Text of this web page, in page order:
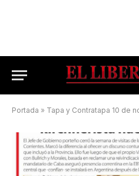
Portada » Tapa y Contratapa 10 de